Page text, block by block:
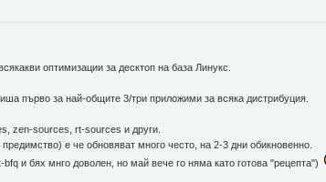
оптимизации за десктоп на база Линукс.
първо за най-общите 3/три приложими за всяка дистрибуция.
zen-sources, rt-sources и други.
е че обновяват много често, на 2-3 дни обикновенно.
и бях мнго доволен, но май вече го няма като готова "рецепта")